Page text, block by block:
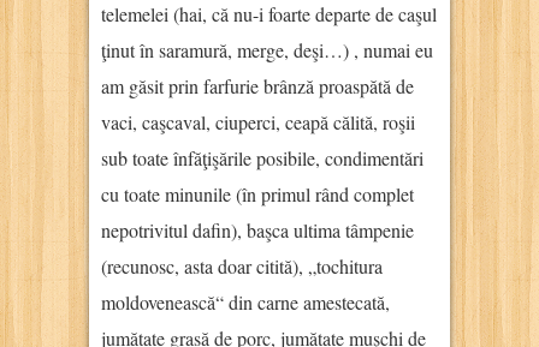
telemelei (hai, că nu-i foarte departe de caşul
ţinut în saramură, merge, deşi…) , numai eu
am găsit prin farfurie brânză proaspătă de
vaci, caşcaval, ciuperci, ceapă călită, roşii
sub toate înfăţişările posibile, condimentări
cu toate minunile (în primul rând complet
nepotrivitul dafin), başca ultima tâmpenie
(recunosc, asta doar citită), „tochitura
moldovenească“ din carne amestecată,
jumătate grasă de porc, jumătate muşchi de